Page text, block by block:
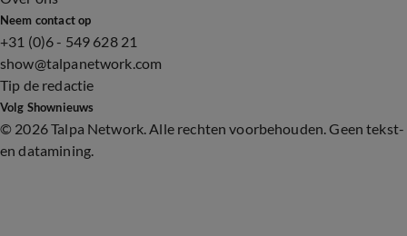
Neem contact op
+31 (0)6 - 549 628 21
show@talpanetwork.com
Tip de redactie
Volg Shownieuws
© 2026 Talpa Network. Alle rechten voorbehouden. Geen tekst-
en datamining.